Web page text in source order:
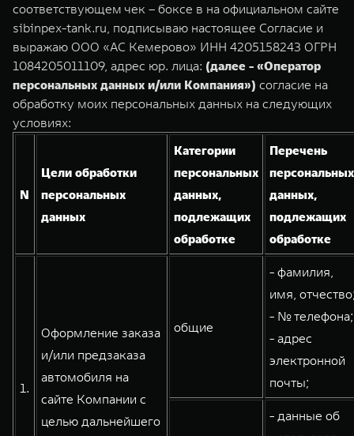
TANK 500
Веди за собой
от 6 499 000 ₽
TANK 700
от 10 199 000 ₽
Расширяя границы комфорта
WEY 05
Эстетика нового времени
от 5 699 000 ₽
WEY 80
от 6 449 000 ₽
WEY 80 Лаундж
Масштаб возможностей
TANK Финансы
Корпоративным клиентам
TANK ФИНАНСЫ
TANK Кредит
TANK Страхование
Сервис
Специальные предложения
Моторные масла
ЦИФРОВЫЕ СЕРВИСЫ TANK
Подписки
соответствующем чек – боксе в на официальном сайте
sibinpex-tank.ru, подписываю настоящее Согласие и
выражаю ООО «АС Кемерово» ИНН 4205158243 ОГРН
1084205011109, адрес юр. лица: (далее - «Оператор
персональных данных и/или Компания») согласие на
обработку моих персональных данных на следующих
условиях:
N
Цели обработки
персональных
данных
Категории
персональных
данных,
подлежащих
обработке
Перечень
персональных
данных,
подлежащих
обработке
1.
Оформление заказа
и/или предзаказа
автомобиля на
сайте Компании с
целью дальнейшего
общие
- фамилия,
имя,
- № телефона;
- адрес
электронной
почты;
- данные об